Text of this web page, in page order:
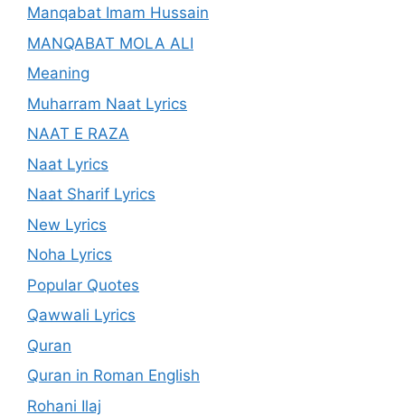
Manqabat Imam Hussain
MANQABAT MOLA ALI
Meaning
Muharram Naat Lyrics
NAAT E RAZA
Naat Lyrics
Naat Sharif Lyrics
New Lyrics
Noha Lyrics
Popular Quotes
Qawwali Lyrics
Quran
Quran in Roman English
Rohani Ilaj